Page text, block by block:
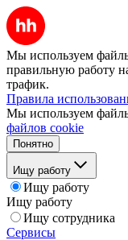
Мы используем
правильную работу
трафик.
Правила
Мы используем
файлов cookie
Понятно
Ищу работу
Ищу работу
Ищу работу
Ищу сотрудника
Сервисы